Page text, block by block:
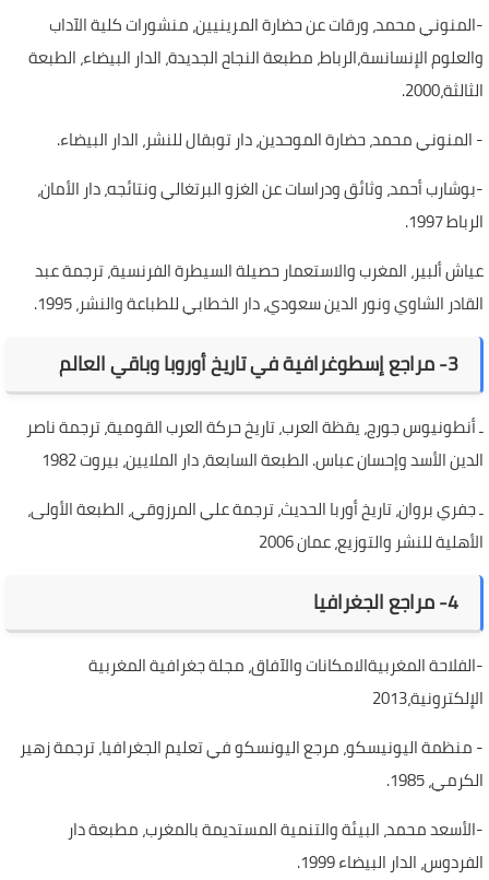
-المنوني محمد، ورقات عن حضارة المرينيين، منشورات كلية الآداب
والعلوم الإنسانسة،الرباط، مطبعة النجاح الجديدة، الدار البيضاء، الطبعة
الثالثة،2000.
- المنوني محمد، حضارة الموحدين، دار توبقال للنشر، الدار البيضاء.
-بوشارب أحمد، وثائق ودراسات عن الغزو البرتغالي ونتائجه، دار الأمان،
الرباط 1997.
عياش ألبير، المغرب والاستعمار حصيلة السيطرة الفرنسية، ترجمة عبد
القادر الشاوي ونور الدين سعودي، دار الخطابي للطباعة والنشر، 1995.
3- مراجع إسطوغرافية في تاريخ أوروبا وباقي العالم
ـ أنطونيوس جورج، يقظة العرب، تاريخ حركة العرب القومية، ترجمة ناصر
الدين الأسد وإحسان عباس. الطبعة السابعة، دار الملايين، بيروت 1982
ـ جفري بروان، تاريخ أوربا الحديث، ترجمة علي المرزوقي، الطبعة الأولى،
الأهلية للنشر والتوزيع، عمان 2006
4- مراجع الجغرافيا
-الفلاحة المغربيةالامكانات والآفاق، مجلة جغرافية المغربية
الإلكترونية،2013
- منظمة اليونيسكو، مرجع اليونسكو في تعليم الجغرافيا، ترجمة زهير
الكرمي، 1985.
-الأسعد محمد، البيئة والتنمية المستديمة بالمغرب، مطبعة دار
الفردوس، الدار البيضاء 1999.